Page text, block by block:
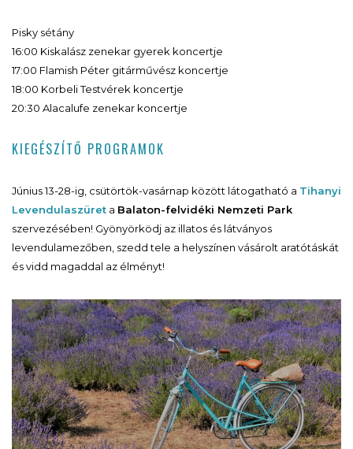
Pisky sétány
16:00 Kiskalász zenekar gyerek koncertje
17:00 Flamish Péter gitárművész koncertje
18:00 Korbeli Testvérek koncertje
20:30 Alacalufe zenekar koncertje
KIEGÉSZÍTŐ PROGRAMOK
Június 13-28-ig, csütörtök-vasárnap között látogatható a Tihanyi
Levendulaszüret a Balaton-felvidéki Nemzeti Park
szervezésében! Gyönyörködj az illatos és látványos
levendulamezőben, szedd tele a helyszínen vásárolt aratótáskát
és vidd magaddal az élményt!